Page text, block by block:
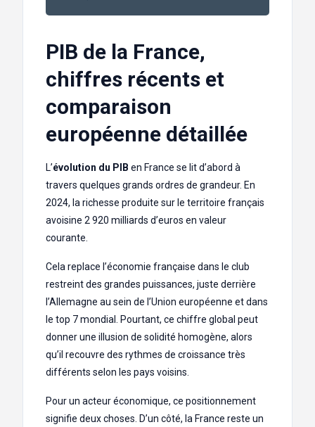
PIB de la France,
chiffres récents et
comparaison
européenne détaillée
L’évolution du PIB en France se lit d’abord à
travers quelques grands ordres de grandeur. En
2024, la richesse produite sur le territoire français
avoisine 2 920 milliards d’euros en valeur
courante.
Cela replace l’économie française dans le club
restreint des grandes puissances, juste derrière
l’Allemagne au sein de l’Union européenne et dans
le top 7 mondial. Pourtant, ce chiffre global peut
donner une illusion de solidité homogène, alors
qu’il recouvre des rythmes de croissance très
différents selon les pays voisins.
Pour un acteur économique, ce positionnement
signifie deux choses. D’un côté, la France reste un